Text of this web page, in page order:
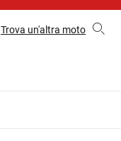
Trova un'altra moto